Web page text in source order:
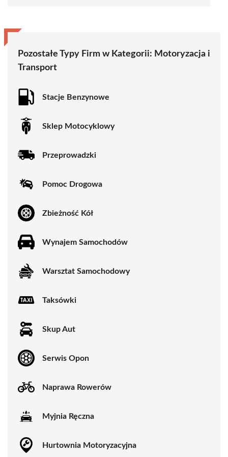
Pozostałe Typy Firm w Kategorii: Motoryzacja i
Transport
Stacje Benzynowe
Sklep Motocyklowy
Przeprowadzki
Pomoc Drogowa
Zbieżność Kół
Wynajem Samochodów
Warsztat Samochodowy
Taksówki
Skup Aut
Serwis Opon
Naprawa Rowerów
Myjnia Ręczna
Hurtownia Motoryzacyjna